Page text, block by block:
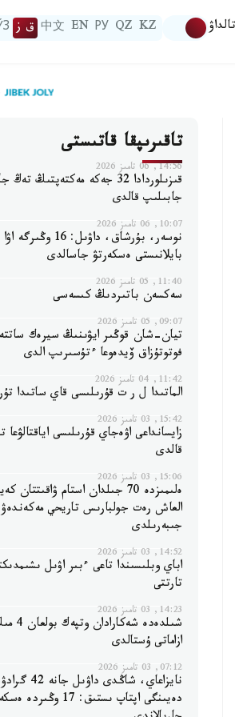
تالداۋ KZ
QZ
РУ
EN
中文 ق ز
تاقىرىپقا قاتىستى
14:56, 06 تامىز 2026
قىزىلوردادا 32 جەكە مەكتەپتىڭ
جابىلىپ قالدى
10:07, 06 تامىز 2026
نوسەر، بۇرشاق، داۋىل: 16
بايلانىستى ەسكەرتۋ جاسالدى
11:40, 05 تامىز 2026
سەكسەن باتىردىڭ كىسەسى
09:07, 05 تامىز 2026
تيان-شان قوڭىر ايۋىنىڭ سيرەك
فوتوتۇزاق ۆيدەوعا ءتۇسىرىپ الدى
11:42, 04 تامىز 2026
الماتىدا ل ر ت قۇرىلىسى قاي ساتىدا
15:42, 03 تامىز 2026
زايسانداعى اۋەجاي قۇرىلىسى اياقتالۋعا
قالدى
15:06, 03 تامىز 2026
ەلىمىزدە 70 جىلدان استام ۋاقىتتان
العاش رەت جولبارىس تاريحي مەكەندەۋ
جىبەرىلدى
14:52, 03 تامىز 2026
اباي وبلىسىندا تاعى ءبىر اۋىل
تارتتى
14:23, 03 تامىز 2026
شىلدەدە
ازاماتى ۇستالدى
07:12, 03 تامىز 2026
نايزاعاي، شاڭدى داۋىل
دەيىنگى اپتاپ ىستىق: 17